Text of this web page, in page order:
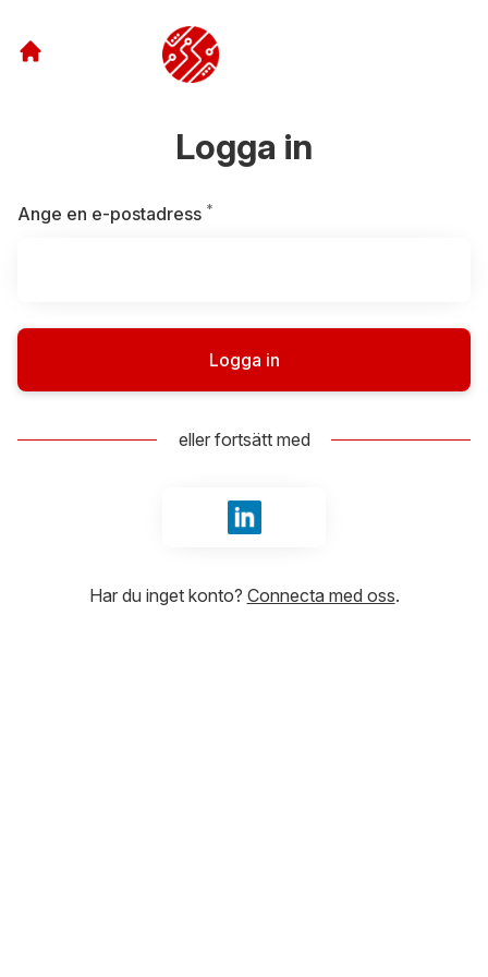
Logga in
Ange en e-postadress *
Logga in
eller fortsätt med
Logga in med LinkedIn
Har du inget konto? Connecta med oss.